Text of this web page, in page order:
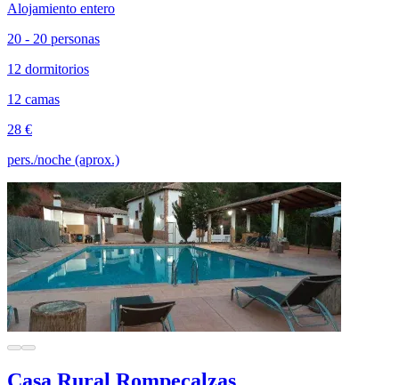
Alojamiento entero
20 - 20 personas
12 dormitorios
12 camas
28 €
pers./noche (aprox.)